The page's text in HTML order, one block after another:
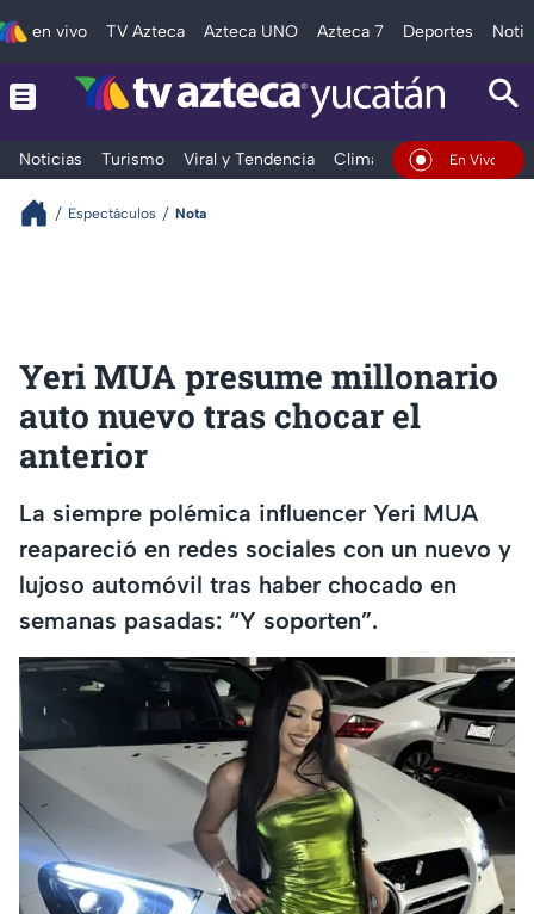
en vivo TV Azteca Azteca UNO Azteca 7 Deportes
Noticias Turismo Viral y Tendencia Clima DeportesEn Vivo
Espectáculos Nota
Yeri MUA presume millonario
auto nuevo tras chocar el
anterior
La siempre polémica influencer Yeri MUA
reapareció en redes sociales con un nuevo y
lujoso automóvil tras haber chocado en
semanas pasadas: “Y soporten”.